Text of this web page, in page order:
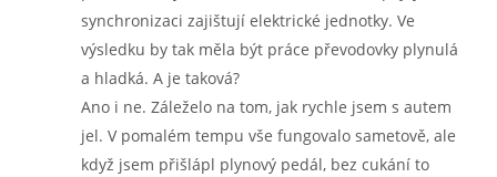
synchronizaci zajištují elektrické jednotky. Ve
výsledku by tak měla být práce převodovky plynulá
a hladká. A je taková?
Ano i ne. Záleželo na tom, jak rychle jsem s autem
jel. V pomalém tempu vše fungovalo sametově, ale
když jsem přišlápl plynový pedál, bez cukání to